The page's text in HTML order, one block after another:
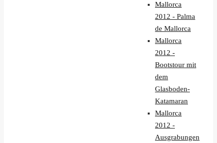
Mallorca
2012 - Palma
de Mallorca
Mallorca
2012 -
Bootstour mit
dem
Glasboden-
Katamaran
Mallorca
2012 -
Ausgrabungen